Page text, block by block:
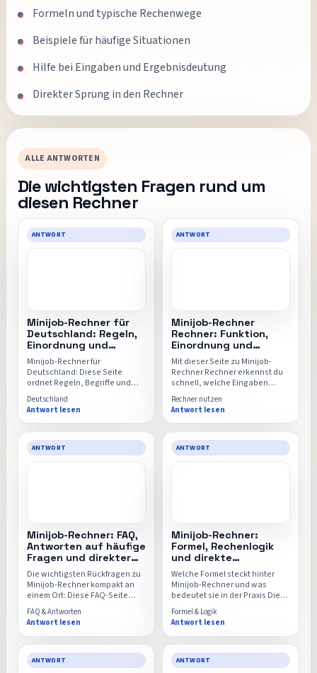
Formeln und typische Rechenwege
Beispiele für häufige Situationen
Hilfe bei Eingaben und Ergebnisdeutung
Direkter Sprung in den Rechner
ALLE ANTWORTEN
Die wichtigsten Fragen rund um
diesen Rechner
ANTWORT
Minijob-Rechner für
Deutschland: Regeln,
Einordnung und
direkter Rechner
Minijob-Rechner für
Deutschland: Diese Seite
ordnet Regeln, Begriffe und
typische Annahmen im
deutschen Kontext ein, damit
der Minijob-Rechner nicht mit
fremden oder veralteten
Grundlagen genutzt wird.
Deutschland
Antwort lesen
ANTWORT
Minijob-Rechner
Rechner: Funktion,
Einordnung und
direkter Einstieg
Mit dieser Seite zu Minijob-
Rechner Rechner erkennst du
schnell, welche Eingaben
wirklich wichtig sind, wie das
Ergebnis zu lesen ist und wann
sich der direkte Wechsel in den
Minijob-Rechner lohnt.
Rechner nutzen
Antwort lesen
ANTWORT
Minijob-Rechner: FAQ,
Antworten auf häufige
Fragen und direkter
Rechner
Die wichtigsten Rückfragen zu
Minijob-Rechner kompakt an
einem Ort: Diese FAQ-Seite
beantwortet typische
Unsicherheiten rund um
Eingaben, Formeln,
Vergleichswerte und die
Aussagekraft des Ergebnisses.
FAQ & Antworten
Antwort lesen
ANTWORT
Minijob-Rechner:
Formel, Rechenlogik
und direkte
Anwendung mit
Rechner
Welche Formel steckt hinter
Minijob-Rechner und was
bedeutet sie in der Praxis Diese
Seite erklärt die Rechenlogik,
die wichtigsten
Einflussfaktoren und warum
schon kleine Änderungen an
einzelnen Werten das Ergebnis
spürbar verschieben können.
Formel & Logik
Antwort lesen
ANTWORT ANTWORT